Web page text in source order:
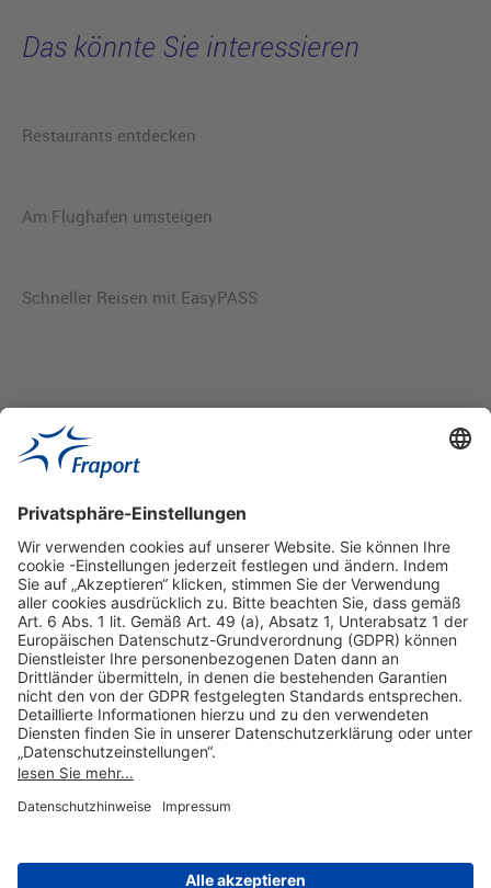
Das könnte Sie interessieren
Restaurants entdecken
Am Flughafen umsteigen
Schneller Reisen mit EasyPASS
Hilfreiche Links
Online einkaufen & buchen
Über uns